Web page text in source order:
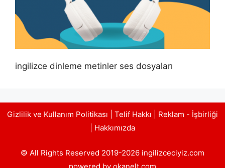
ingilizce dinleme metinler ses dosyaları
Gizlilik ve Kullanım Politikası Telif Hakkı
Reklam - İşbirliği
Hakkımızda
© All Rights Reserved 2019-2026 ingilizceciyiz.com